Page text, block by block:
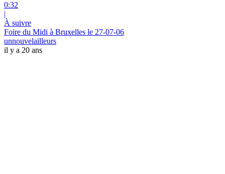
0:32
|
À suivre
Foire du Midi à Bruxelles le 27-07-06
unnouvelailleurs
il y a 20 ans